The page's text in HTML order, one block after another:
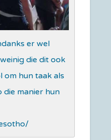
er wel
die dit ook
om hun taak als
die manier hun